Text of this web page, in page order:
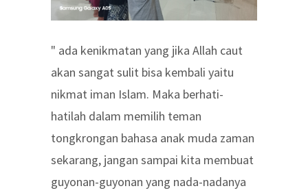
" ada kenikmatan yang jika Allah caut
akan sangat sulit bisa kembali yaitu
nikmat iman Islam. Maka berhati-
hatilah dalam memilih teman
tongkrongan bahasa anak muda zaman
sekarang, jangan sampai kita membuat
guyonan-guyonan yang nada-nadanya